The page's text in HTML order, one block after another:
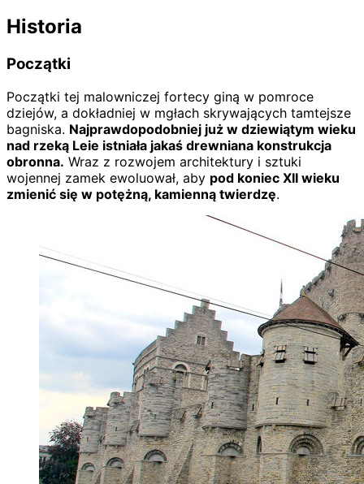
Historia
Początki
Początki tej malowniczej fortecy giną w pomroce
dziejów, a dokładniej w mgłach skrywających tamtejsze
bagniska. Najprawdopodobniej już w dziewiątym wieku
nad rzeką Leie istniała jakaś drewniana konstrukcja
obronna. Wraz z rozwojem architektury i sztuki
wojennej zamek ewoluował, aby pod koniec XII wieku
zmienić się w potężną, kamienną twierdzę.